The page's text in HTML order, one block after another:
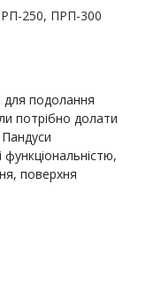
250, ПРП-300
для подолання
потрібно долати
поверхня